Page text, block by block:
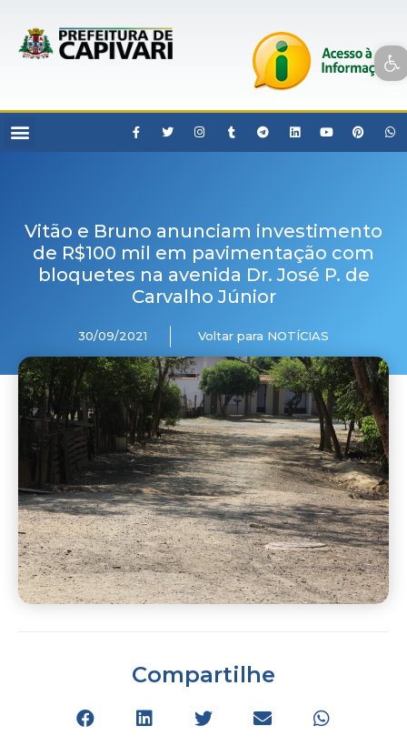
Open toolbar
Vitão e Bruno anunciam investimento
de R$100 mil em pavimentação com
bloquetes na avenida Dr. José P. de
Carvalho Júnior
30/09/2021 Voltar para NOTÍCIAS
Compartilhe